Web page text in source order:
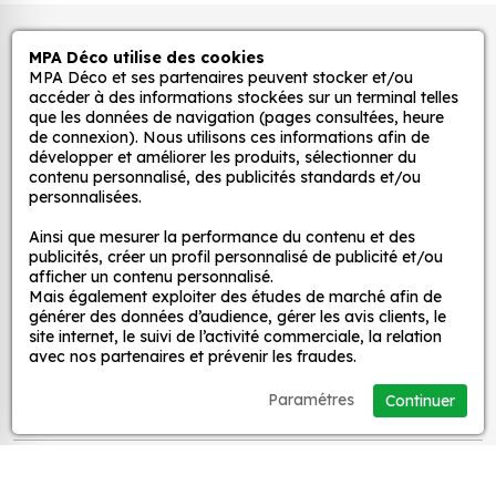
utilisés pour ajouter une touche d'originalité à
la cuisine. Ils peuvent être utilisés pour décorer
les murs, les appareils électroménagers ou les
accessoires de cuisine.
Pour la salle de bain : nos stickers peuvent être
utilisés pour créer une ambiance zen et
relaxante dans la salle de bain. Ils peuvent
être utilisés pour décorer les murs, les miroirs ou
les accessoires de salle de bain.
Pour le salon : nos stickers peuvent être utilisés
pour créer une ambiance chaleureuse et
accueillante dans le salon. Ils peuvent être
utilisés pour décorer les murs, les meubles ou
les accessoires de salon.
Autocollants pour véhicules et stickers
décoratifs
MPA Déco
Nos sites
Mon Compte
MPA Déco utilise des cookies
MPA Déco et ses partenaires peuvent stocker et/ou
accéder à des informations stockées sur un terminal telles
que les données de navigation (pages consultées, heure
de connexion). Nous utilisons ces informations afin de
développer et améliorer les produits, sélectionner du
contenu personnalisé, des publicités standards et/ou
personnalisées.
Ainsi que mesurer la performance du contenu et des
publicités, créer un profil personnalisé de publicité et/ou
afficher un contenu personnalisé.
Mais également exploiter des études de marché afin de
générer des données d’audience, gérer les avis clients, le
site internet, le suivi de l’activité commerciale, la relation
avec nos partenaires et prévenir les fraudes.
Continuer
Paramétres